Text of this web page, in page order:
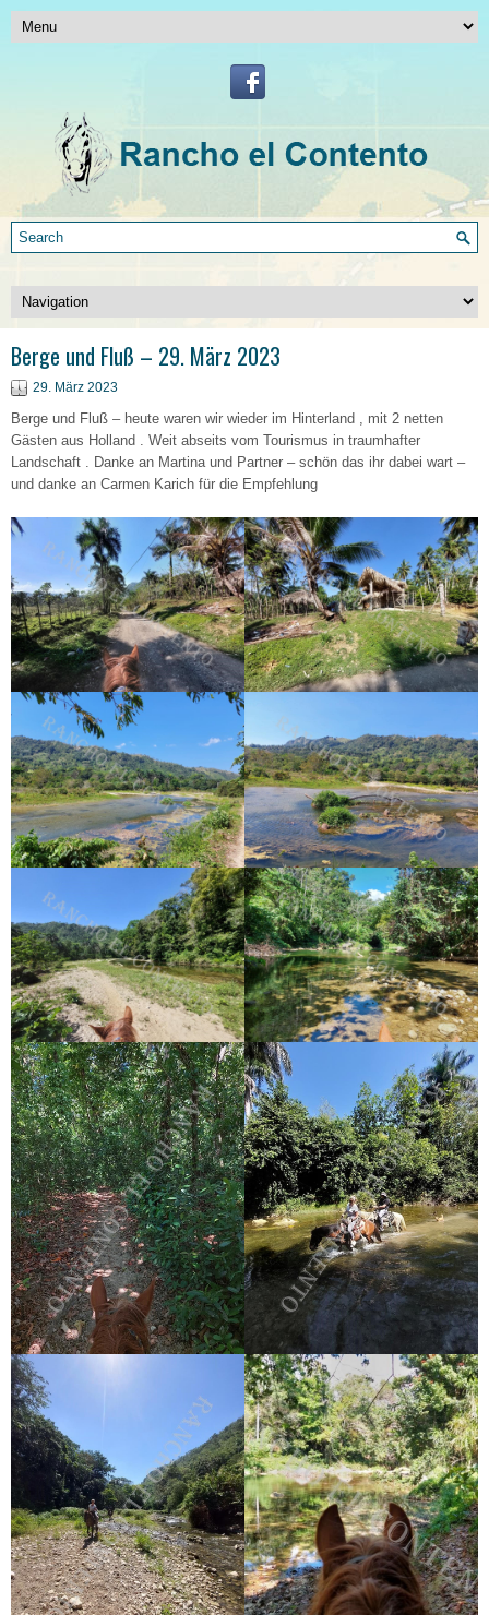
Berge und Fluß – 29. März 2023
29. März 2023
Berge und Fluß – heute waren wir wieder im Hinterland , mit 2 netten
Gästen aus Holland . Weit abseits vom Tourismus in traumhafter
Landschaft . Danke an Martina und Partner – schön das ihr dabei wart –
und danke an Carmen Karich für die Empfehlung